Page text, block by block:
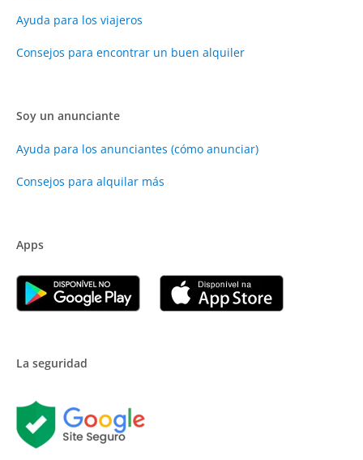
Ayuda para los viajeros
Consejos para encontrar un buen alquiler
Soy un anunciante
Ayuda para los anunciantes (cómo anunciar)
Consejos para alquilar más
Apps
La seguridad